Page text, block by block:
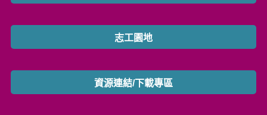
志工園地
資源連結/下載專區